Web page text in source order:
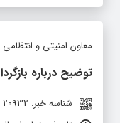
توضیح درباره
شناسه خبر: 20932
تاریخ و زمان ارسال: 16 دی 1401 ساعت 02:13